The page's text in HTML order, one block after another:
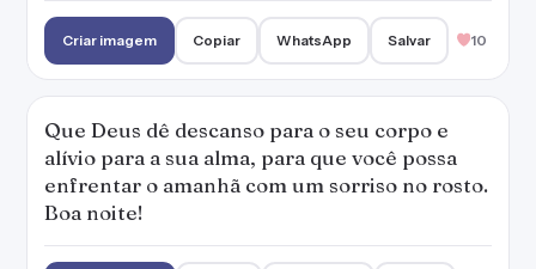
Criar imagem Copiar WhatsApp Salvar 10
Que Deus dê descanso para o seu corpo e
alívio para a sua alma, para que você possa
enfrentar o amanhã com um sorriso no rosto.
Boa noite!